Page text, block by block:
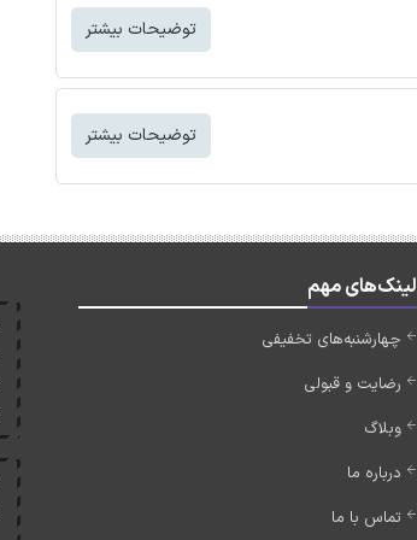
توضیحات بیشتر
توضیحات بیشتر
لینک‌های مهم
چهارشنبه‌های تخفیفی
رضایت و قبولی
وبلاگ
درباره ما
تماس با ما